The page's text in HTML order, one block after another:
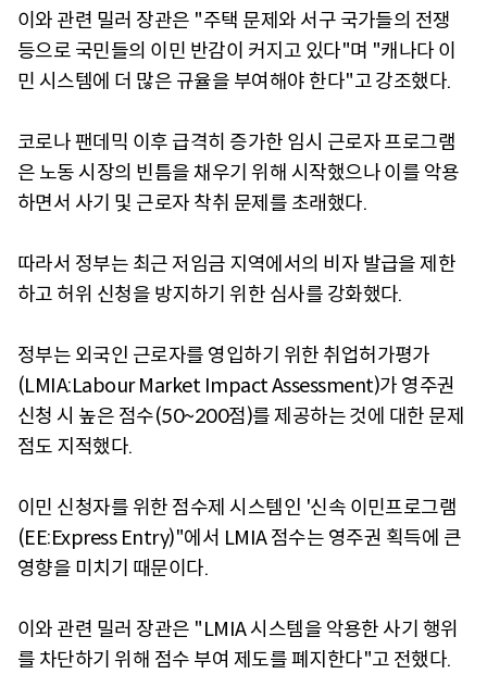
이와 관련 밀러 장관은 "주택 문제와 서구 국가들의 전쟁
등으로 국민들의 이민 반감이 커지고 있다"며 "캐나다 이
민 시스템에 더 많은 규율을 부여해야 한다"고 강조했다.
코로나 팬데믹 이후 급격히 증가한 임시 근로자 프로그램
은 노동 시장의 빈틈을 채우기 위해 시작했으나 이를 악용
하면서 사기 및 근로자 착취 문제를 초래했다.
따라서 정부는 최근 저임금 지역에서의 비자 발급을 제한
하고 허위 신청을 방지하기 위한 심사를 강화했다.
정부는 외국인 근로자를 영입하기 위한 취업허가평가
(LMIA:Labour Market Impact Assessment)가 영주권
신청 시 높은 점수(50~200점)를 제공하는 것에 대한 문제
점도 지적했다.
이민 신청자를 위한 점수제 시스템인 '신속 이민프로그램
(EE:Express Entry)"에서 LMIA 점수는 영주권 획득에 큰
영향을 미치기 때문이다.
이와 관련 밀러 장관은 "LMIA 시스템을 악용한 사기 행위
를 차단하기 위해 점수 부여 제도를 폐지한다"고 전했다.